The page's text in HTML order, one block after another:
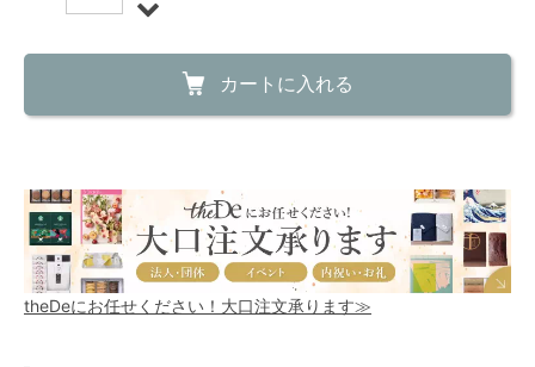
カートに入れる
theDeにお任せください！大口注文承ります≫